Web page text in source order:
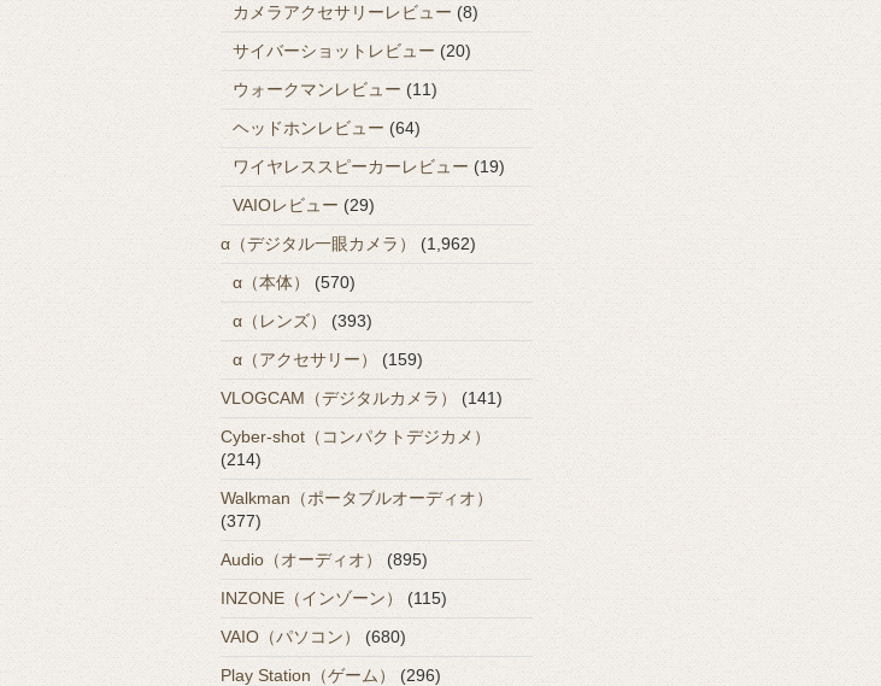
カメラアクセサリーレビュー (8)
サイバーショットレビュー (20)
ウォークマンレビュー (11)
ヘッドホンレビュー (64)
ワイヤレススピーカーレビュー (19)
VAIOレビュー (29)
α（デジタル一眼カメラ）
(1,962)
α（本体）
(570)
α（レンズ）
(393)
α（アクセサリー）
(159)
VLOGCAM（デジタルカメラ）
(141)
Cyber-shot（コンパクトデジカメ）
(214)
Walkman（ポータブルオーディオ）
(377)
Audio（オーディオ）
(895)
INZONE（インゾーン）
(115)
VAIO（パソコン）
(680)
Play Station（ゲーム）
(296)